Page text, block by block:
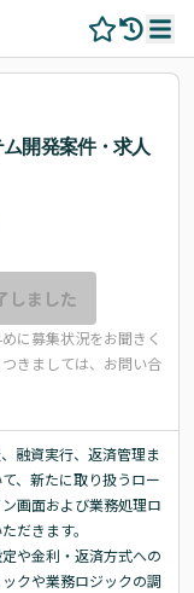
開発案件・求人
しました
に募集状況をお聞きく
きましては、お問い合
融資実行、返済管理ま
、新たに取り扱うロー
画面および業務処理ロ
だきます。
や金利・返済方式への
クや業務ロジックの調